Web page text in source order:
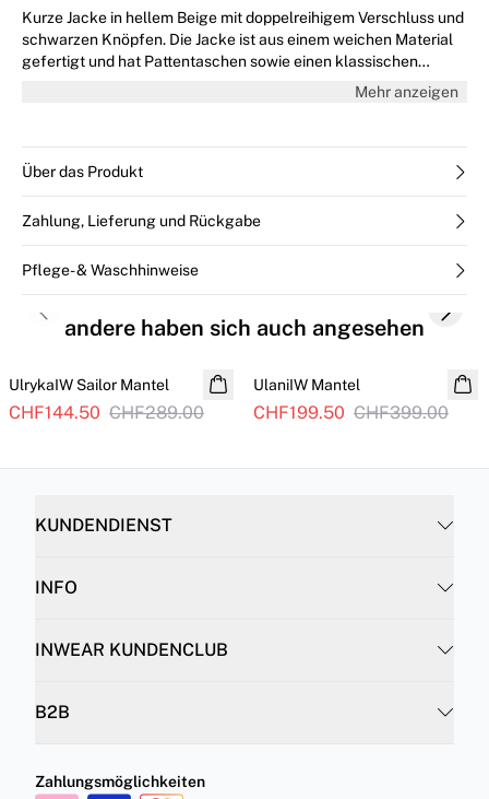
Kurze Jacke in hellem Beige mit doppelreihigem Verschluss und
schwarzen Knöpfen. Die Jacke ist aus einem weichen Material
gefertigt und hat Pattentaschen sowie einen klassischen
Mehr anzeigen
Über das Produkt
Zahlung, Lieferung und Rückgabe
Pflege- & Waschhinweise
andere haben sich auch angesehen
UlrykaIW Sailor Mantel
CHF144.50 CHF289.00
SALE
UlaniIW Mantel
CHF199.50 CHF399.00
Previous slide Next
KUNDENDIENST
INFO
INWEAR KUNDENCLUB
B2B
Zahlungsmöglichkeiten